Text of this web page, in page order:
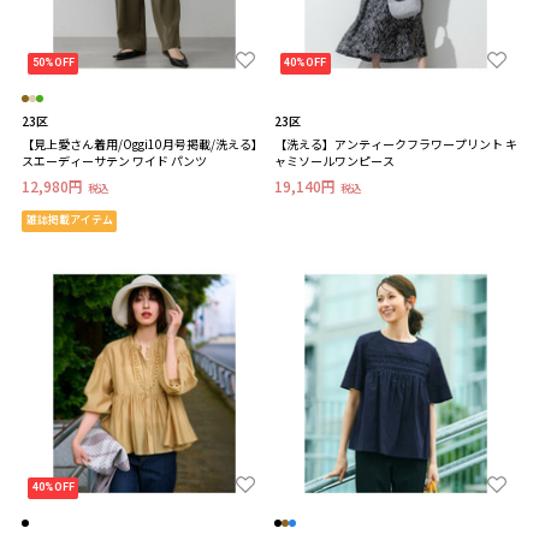
50%OFF
23区
【見上愛さん着用/Oggi10月号掲載/洗える】
スエーディーサテン ワイド パンツ
12,980円 税込
雑誌掲載アイテム
40%OFF
23区
【洗える】アンティークフラワープリント キ
ャミソールワンピース
19,140円 税込
40%OFF